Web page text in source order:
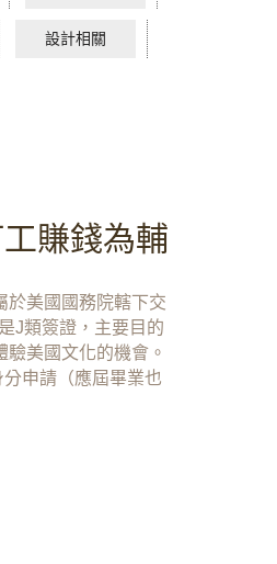
設計相關
賺錢為輔
於美國國務院轄下交
J類簽證，主要目的
美國文化的機會。
申請（應屆畢業也